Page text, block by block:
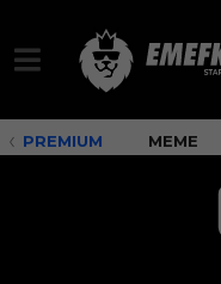
PREMIUM MEME